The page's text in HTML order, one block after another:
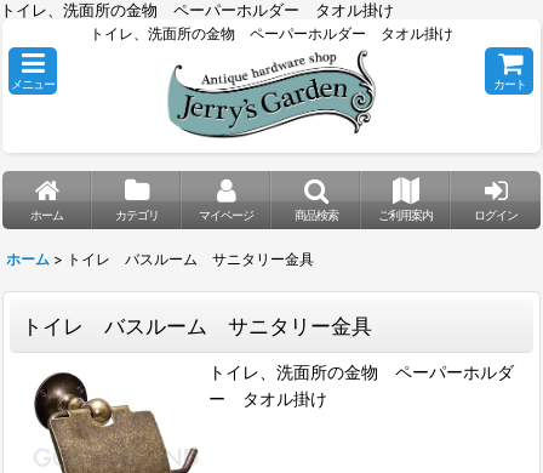
トイレ、洗面所の金物 ペーパーホルダー タオル掛け
トイレ、洗面所の金物 ペーパーホルダー タオル掛け
メニュー カート
ホーム カテゴリ マイページ 商品検索 ご利用案内 ログイン
ホーム > トイレ バスルーム サニタリー金具
トイレ バスルーム サニタリー金具
トイレ、洗面所の金物 ペーパーホルダ
ー タオル掛け